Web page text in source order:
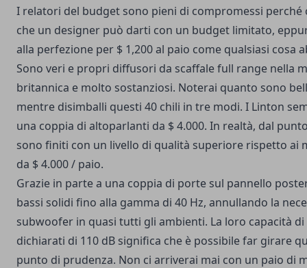
I relatori del budget sono pieni di compromessi perché
che un designer può darti con un budget limitato,
alla perfezione per $ 1,200 al paio come qualsiasi cosa
Sono veri e propri diffusori da scaffale full range nella
britannica e molto sostanziosi. Noterai quanto sono
mentre disimballi questi 40 chili in tre modi. I Linton
una coppia di altoparlanti da $ 4.000. In realtà, dal
sono finiti con un livello di qualità superiore rispetto ai
da $ 4.000 / paio.
Grazie in parte a una coppia di porte sul pannello
bassi solidi fino alla gamma di 40 Hz, annullando la
subwoofer in quasi tutti gli ambienti. La loro capacità
dichiarati di 110 dB significa che è possibile far girare
punto di prudenza. Non ci arriverai mai con un paio di